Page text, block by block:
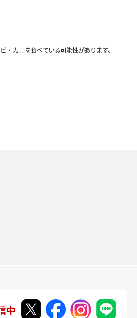
カニを食べている可能性があります。
中